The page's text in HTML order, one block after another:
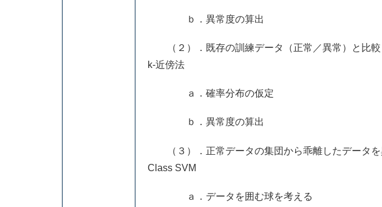
ｂ．異常度の算出
（２）．既存の訓練データ（正常／異常）と比較
k-近傍法
ａ．確率分布の仮定
ｂ．異常度の算出
（３）．正常データの集団から乖離したデータを
Class SVM
ａ．データを囲む球を考える